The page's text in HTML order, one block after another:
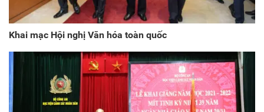
Khai mạc Hội nghị Văn hóa toàn quốc